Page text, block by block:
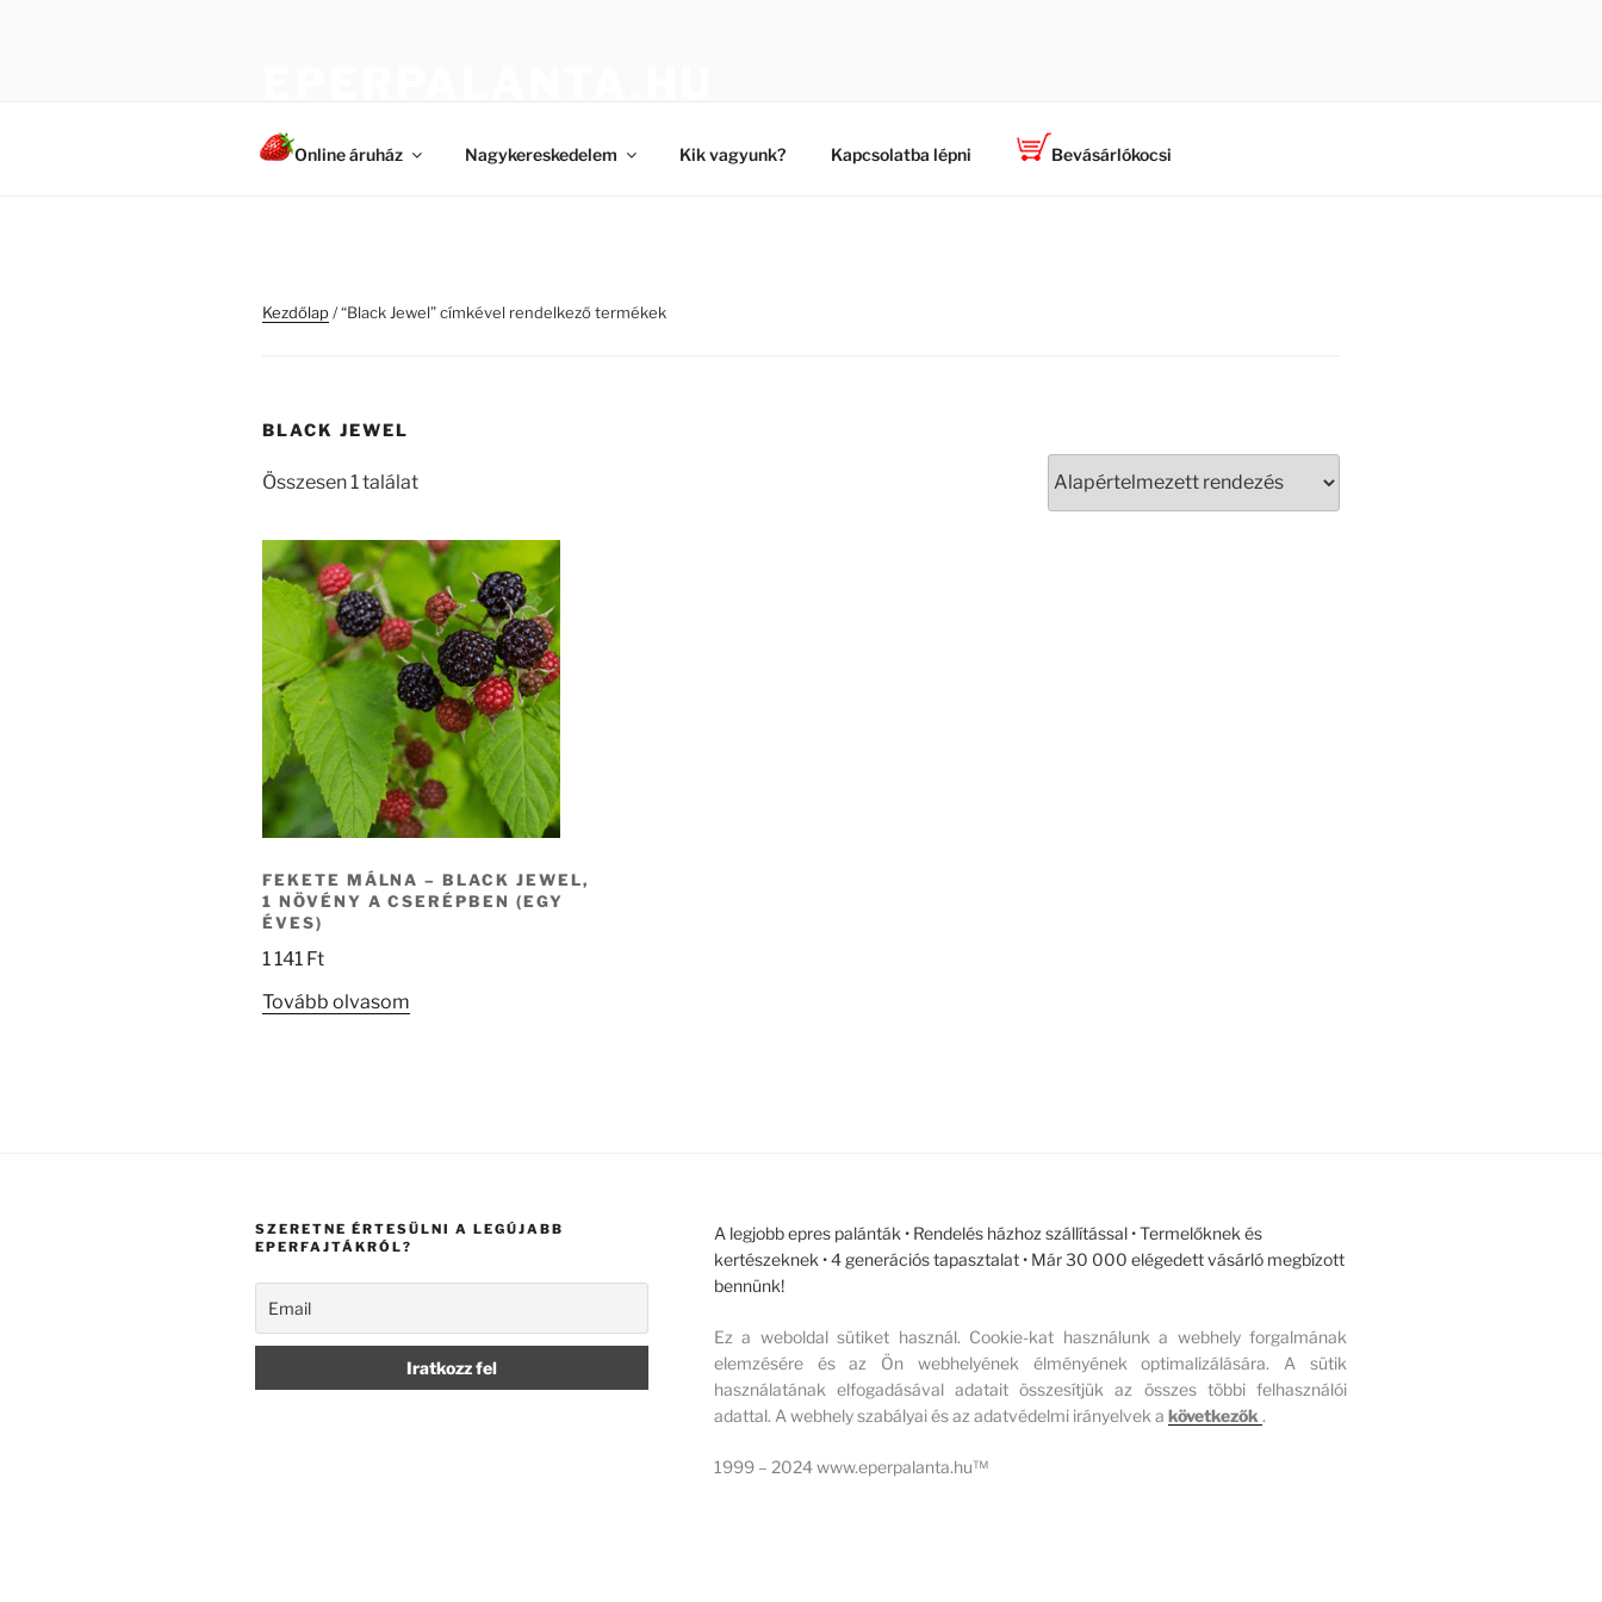
Online áruház Nagykereskedelem Kik vagyunk? Kapcsolatba lépni Bevásárlókocsi
Kezdőlap/ “Black Jewel” címkével rendelkező termékek
BLACK JEWEL
Összesen 1 találat
FEKETE MÁLNA – BLACK JEWEL,
1 NÖVÉNY A CSERÉPBEN (EGY
ÉVES)
1 141 Ft
Tovább olvasom
SZERETNE ÉRTESÜLNI A LEGÚJABB
EPERFAJTÁKRÓL?
A legjobb epres palánták • Rendelés házhoz szállítással • Termelőknek és
kertészeknek • 4 generációs tapasztalat • Már 30 000 elégedett vásárló megbízott
bennünk!
Ez a weboldal sütiket használ. Cookie-kat használunk a webhely forgalmának
elemzésére és az Ön webhelyének élményének optimalizálására. A sütik
használatának elfogadásával adatait összesítjük az összes többi felhasználói
adattal. A webhely szabályai és az adatvédelmi irányelvek a következők .
1999 – 2024 www.eperpalanta.hu™